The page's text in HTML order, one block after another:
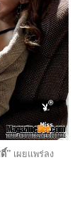
”เผยแพร่ลง